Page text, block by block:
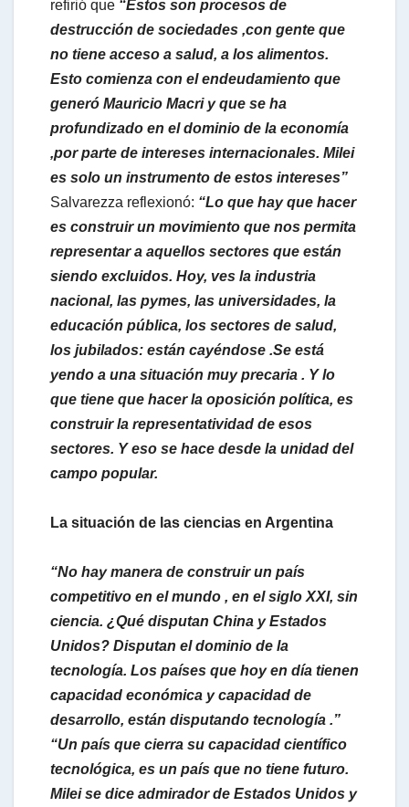
refirió que “Estos son procesos de
destrucción de sociedades ,con gente que
no tiene acceso a salud, a los alimentos.
Esto comienza con el endeudamiento que
generó Mauricio Macri y que se ha
profundizado en el dominio de la economía
,por parte de intereses internacionales. Milei
es solo un instrumento de estos intereses”
Salvarezza reflexionó: “Lo que hay que hacer
es construir un movimiento que nos permita
representar a aquellos sectores que están
siendo excluidos. Hoy, ves la industria
nacional, las pymes, las universidades, la
educación pública, los sectores de salud,
los jubilados: están cayéndose .Se está
yendo a una situación muy precaria . Y lo
que tiene que hacer la oposición política, es
construir la representatividad de esos
sectores. Y eso se hace desde la unidad del
campo popular.
La situación de las ciencias en Argentina
“No hay manera de construir un país
competitivo en el mundo , en el siglo XXI, sin
ciencia. ¿Qué disputan China y Estados
Unidos? Disputan el dominio de la
tecnología. Los países que hoy en día tienen
capacidad económica y capacidad de
desarrollo, están disputando tecnología .”
“Un país que cierra su capacidad científico
tecnológica, es un país que no tiene futuro.
Milei se dice admirador de Estados Unidos y